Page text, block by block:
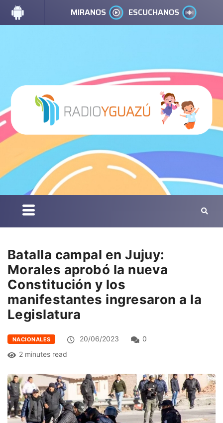
MIRANOS ESCUCHANOS
Batalla campal en Jujuy:
Morales aprobó la nueva
Constitución y los
manifestantes ingresaron a la
Legislatura
NACIONALES 20/06/2023
0
2 minutes read